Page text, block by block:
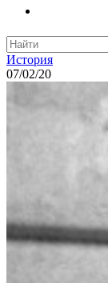
История
07/02/20